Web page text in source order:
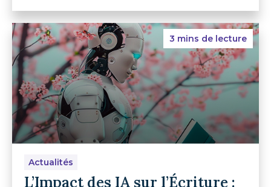
3 mins de lecture
Actualités
L’Impact des IA sur l’Écriture :